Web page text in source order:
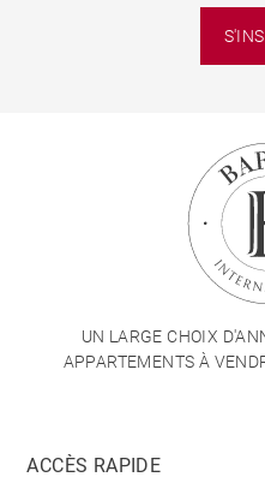
UN LARGE CHOIX
APPARTEMENTS À
ACCÈS RAPIDE